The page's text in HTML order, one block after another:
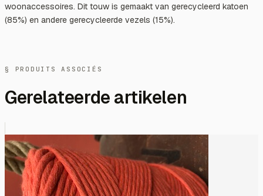
woonaccessoires. Dit touw is gemaakt van gerecycleerd katoen
(85%) en andere gerecycleerde vezels (15%).
§ PRODUITS ASSOCIÉS
Gerelateerde artikelen